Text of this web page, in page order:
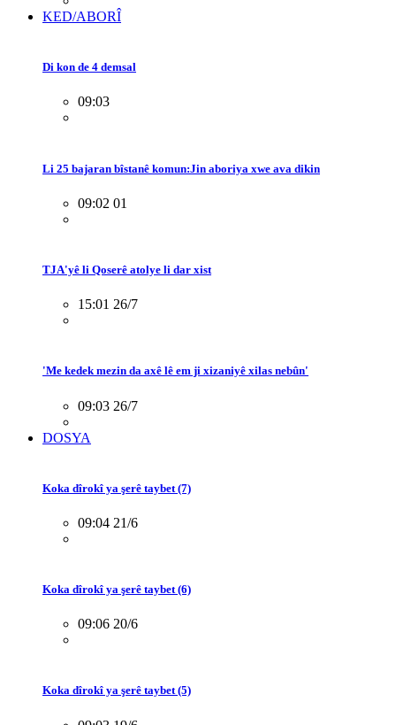
KED/ABORÎ
Di kon de 4 demsal
09:03
Li 25 bajaran bîstanê komun:Jin aboriya xwe ava dikin
09:02 01
TJA'yê li Qoserê atolye li dar xist
15:01 26/7
'Me kedek mezin da axê lê em ji xizaniyê xilas nebûn'
09:03 26/7
DOSYA
Koka dîrokî ya şerê taybet (7)
09:04 21/6
Koka dîrokî ya şerê taybet (6)
09:06 20/6
Koka dîrokî ya şerê taybet (5)